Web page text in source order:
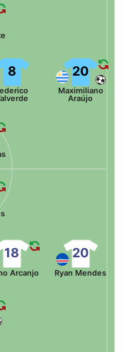
20
Maximiliano
Araújo
8
18
Arcanjo
20
Ryan Mendes